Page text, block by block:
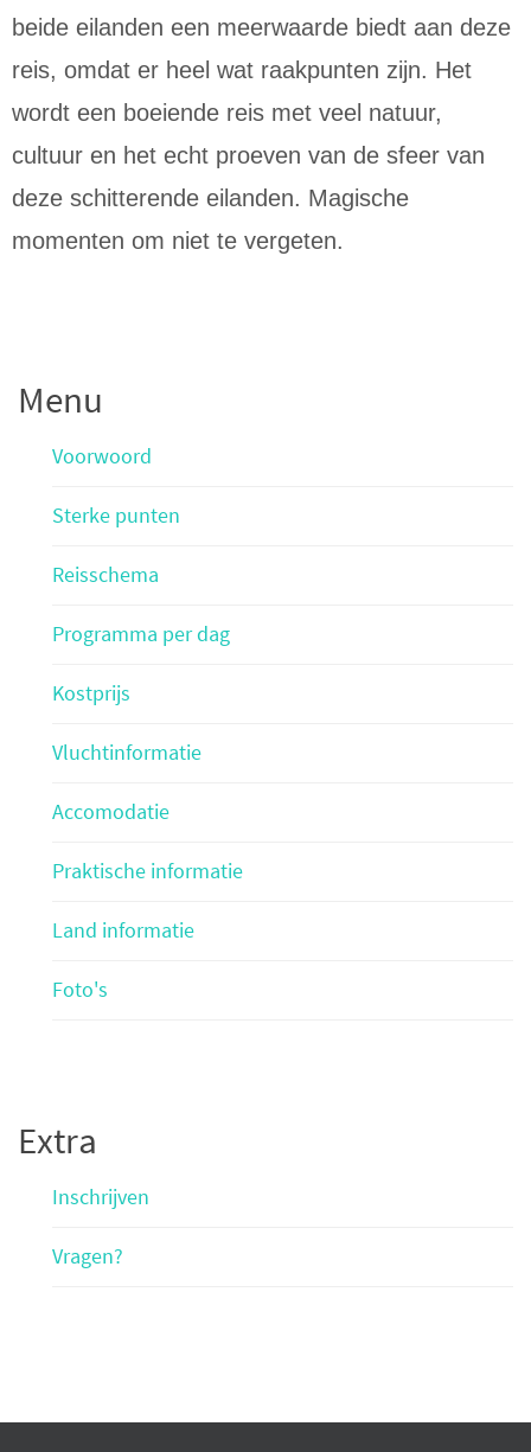
beide eilanden een meerwaarde biedt aan deze
reis, omdat er heel wat raakpunten zijn. Het
wordt een boeiende reis met veel natuur,
cultuur en het echt proeven van de sfeer van
deze schitterende eilanden. Magische
momenten om niet te vergeten.
Menu
Voorwoord
Sterke punten
Reisschema
Programma per dag
Kostprijs
Vluchtinformatie
Accomodatie
Praktische informatie
Land informatie
Foto's
Extra
Inschrijven
Vragen?